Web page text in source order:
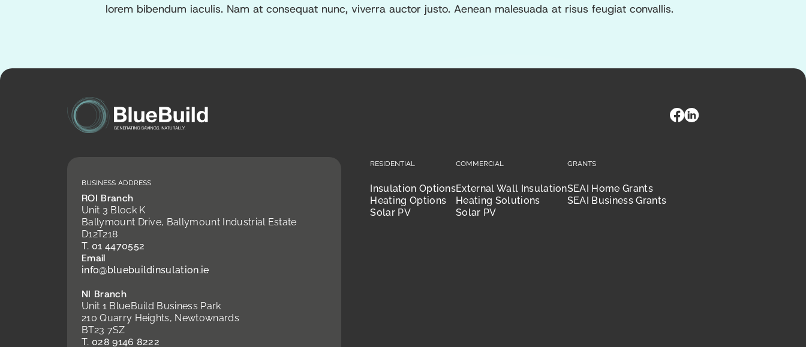
lorem bibendum iaculis. Nam at consequat nunc, viverra auctor justo. Aenean malesuada at risus feugiat convallis.
Business Address
ROI Branch
Unit 3 Block K
Ballymount Drive, Ballymount Industrial Estate
D12T218
T. 01 4470552
Email
info@bluebuildinsulation.ie
NI Branch
Unit 1 BlueBuild Business Park
210 Quarry Heights, Newtownards
BT23 7SZ
T. 028 9146 8222
Residential
Insulation Options
Heating Options
Solar PV
Commercial
External Wall Insulation
Heating Solutions
Solar PV
Grants
SEAI Home Grants
SEAI Business Grants